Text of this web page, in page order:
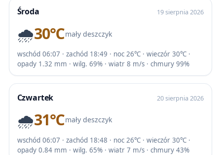
Środa 19 sierpnia 2026
🌧️30℃mały deszczyk
wschód 06:07 · zachód 18:49 · noc 26℃ · wieczór 30℃ ·
opady 1.32 mm · wilg. 69% · wiatr 8 m/s · chmury 99%
Czwartek 20 sierpnia 2026
🌧️31℃mały deszczyk
wschód 06:07 · zachód 18:48 · noc 26℃ · wieczór 30℃ ·
opady 0.84 mm · wilg. 65% · wiatr 7 m/s · chmury 43%